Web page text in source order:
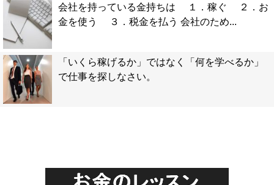
会社を持っている金持ちは １．稼ぐ ２．お
金を使う ３．税金を払う 会社のため...
「いくら稼げるか」ではなく「何を学べるか」
で仕事を探しなさい。